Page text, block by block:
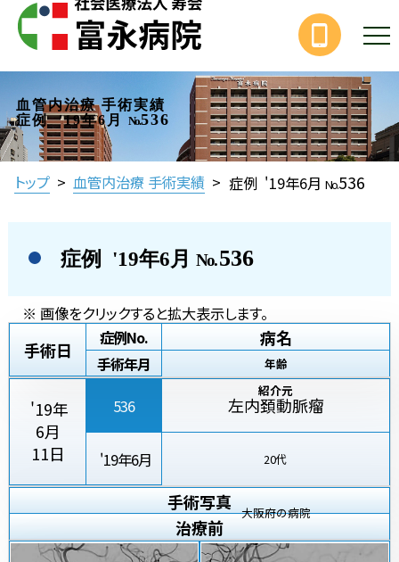
血管内治療 手術実績
症例 '19年6月
No.536
トップ > 血管内治療 手術実績 > 症例 '19年6月 No.536
症例 '19年6月 No.536
※ 画像をクリックすると拡大表示します。
手術日
症例No.
手術年月
病名
年齢
紹介元
'19年
6月
11日
536
'19年6月
左内頚動脈瘤
20代
大阪府の病院
手術写真
治療前